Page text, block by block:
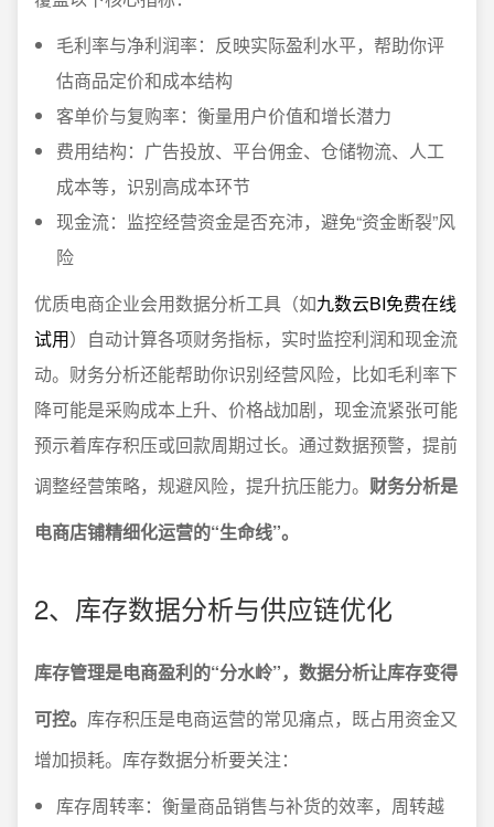
毛利率与净利润率：反映实际盈利水平，帮助你评
估商品定价和成本结构
客单价与复购率：衡量用户价值和增长潜力
费用结构：广告投放、平台佣金、仓储物流、人工
成本等，识别高成本环节
现金流：监控经营资金是否充沛，避免“资金断裂”风
险
优质电商企业会用数据分析工具（如九数云BI免费在线
试用）自动计算各项财务指标，实时监控利润和现金流
动。财务分析还能帮助你识别经营风险，比如毛利率下
降可能是采购成本上升、价格战加剧，现金流紧张可能
预示着库存积压或回款周期过长。通过数据预警，提前
调整经营策略，规避风险，提升抗压能力。 财务分析是
电商店铺精细化运营的“生命线”。
2、库存数据分析与供应链优化
库存管理是电商盈利的“分水岭”，数据分析让库存变得
可控。 库存积压是电商运营的常见痛点，既占用资金又
增加损耗。库存数据分析要关注：
库存周转率：衡量商品销售与补货的效率，周转越